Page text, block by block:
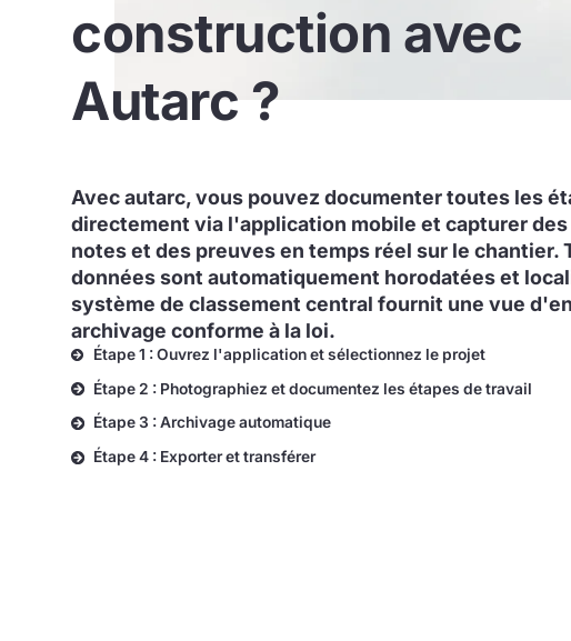
construction avec
Autarc ?
Avec autarc, vous pouvez documenter toutes les
directement via l'application mobile et capturer
notes et des preuves en temps réel sur le chantier.
données sont automatiquement horodatées et
système de classement central fournit une vue
archivage conforme à la loi.
Étape 1 : Ouvrez l'application et sélectionnez le projet
Étape 2 : Photographiez et documentez les étapes de travail
Étape 3 : Archivage automatique
Étape 4 : Exporter et transférer